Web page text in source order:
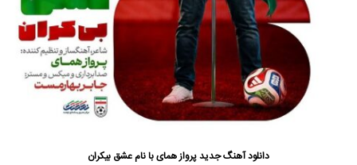
دانلود آهنگ جدیدپرواز همایبا نام عشق بیکران